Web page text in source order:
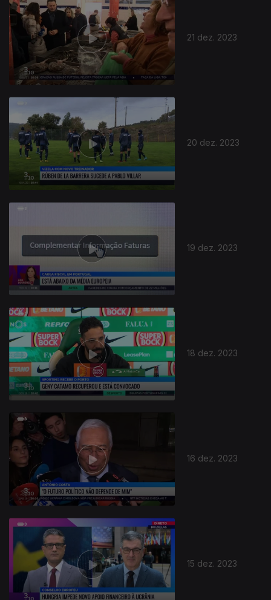
21 dez. 2023
20 dez. 2023
19 dez. 2023
18 dez. 2023
735705
16 dez. 2023
15 dez. 2023